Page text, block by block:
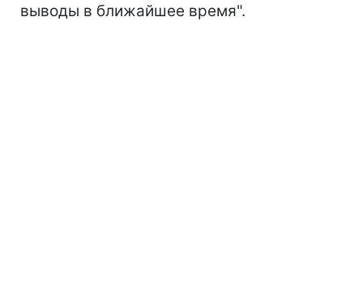
выводы в ближайшее время".